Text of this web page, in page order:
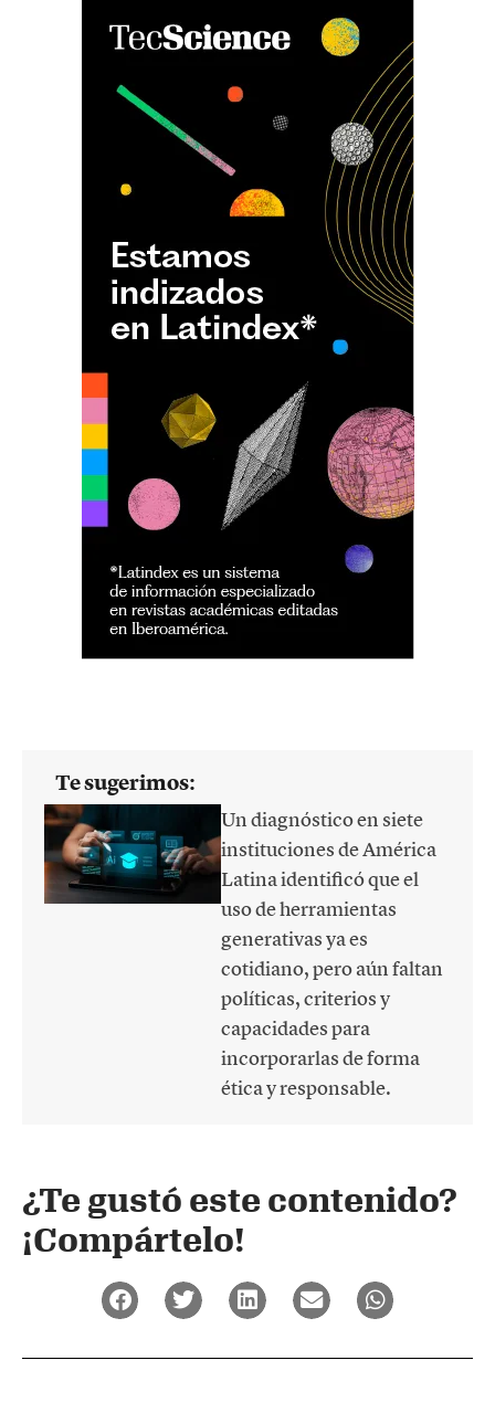
Te sugerimos:
Un diagnóstico en siete
instituciones de América
Latina identificó que el
uso de herramientas
generativas ya es
cotidiano, pero aún faltan
políticas, criterios y
capacidades para
incorporarlas de forma
ética y responsable.
¿Te gustó este contenido?
¡Compártelo!